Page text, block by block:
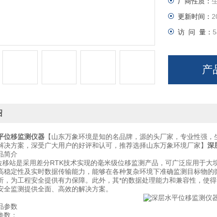
更新时间：
访 问 量：
产
位移监测仪器 【山东万象环境是知的名品牌，源的头厂家，专业性强
决方案，深受广大用户的好评和认可，推荐选择山东万象环境厂家】 深
介
是采用差分RTK技术实现的毫米级位移监测产品，可广泛应用于大
稳定性及实时数据传输能力，能够在各种复杂环境下准确监测目标物
，为工程安全提供有力保障。此外，其*的数据处理能力和兼容性，使
全监测提供全面、高效的解决方案。
数
：